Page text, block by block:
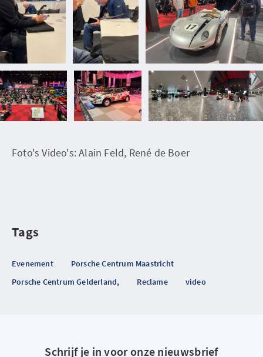
Foto's Video's: Alain Feld, René de Boer
Tags
Evenement
Porsche Centrum Maastricht
Porsche Centrum Gelderland,
Reclame video
Schrijf je in voor onze nieuwsbrief